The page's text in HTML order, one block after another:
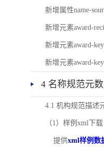
新增属性name-
新增元素award-
新增元素award-
新增元素award-
4 名称规范元
4.1 机构规范描述
（1）样例xml下载
提供xml样例数